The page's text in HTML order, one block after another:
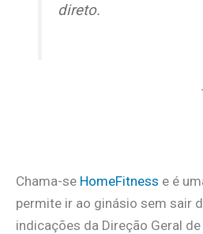
direto.
Chama-se HomeFitness e é
permite ir ao ginásio sem sair
indicações da Direção Geral